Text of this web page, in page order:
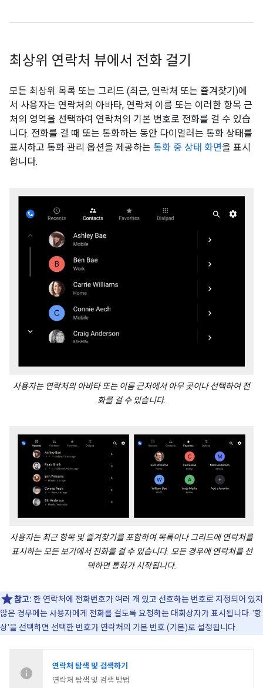
최상위 연락처 뷰에서 전화 걸기
모든 최상위 목록 또는 그리드 (최근, 연락처 또는 즐겨찾기)에
서 사용자는 연락처의 아바타, 연락처 이름 또는 이러한 항목 근
처의 영역을 선택하여 연락처의 기본 번호로 전화를 걸 수 있습
니다. 전화를 걸 때 또는 통화하는 동안 다이얼러는 통화 상태를
표시하고 통화 관리 옵션을 제공하는 통화 중 상태 화면을 표시
합니다.
사용자는 연락처의 아바타 또는 이름 근처에서 아무 곳이나 선택하여 전
화를 걸 수 있습니다.
사용자는 최근 항목 및 즐겨찾기를 포함하여 목록이나 그리드에 연락처를
표시하는 모든 보기에서 전화를 걸 수 있습니다. 모든 경우에 연락처를 선
택하면 통화가 시작됩니다.
참고: 한 연락처에 전화번호가 여러 개 있고 선호하는 번호로 지정되어 있지
않은 경우에는 사용자에게 전화를 걸도록 요청하는 대화상자가 표시됩니다. '항
상'을 선택하면 선택한 번호가 연락처의 기본 번호 (기본)로 설정됩니다.
연락처 탐색 및 검색하기
연락처 탐색 및 검색 방법